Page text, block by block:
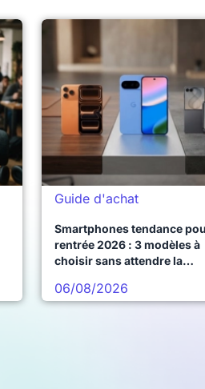
Guide d'achat
Smartphones tendance
rentrée 2026 : 3 modèles à
choisir sans attendre la
06/08/2026